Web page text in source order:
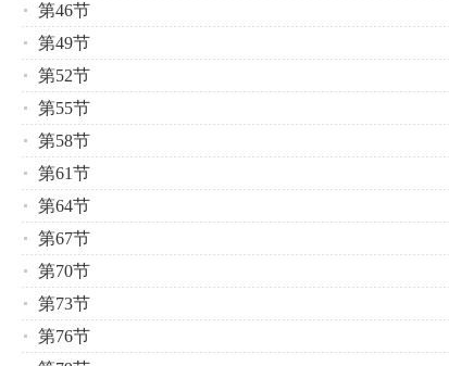
第46节
第49节
第52节
第55节
第58节
第61节
第64节
第67节
第70节
第73节
第76节